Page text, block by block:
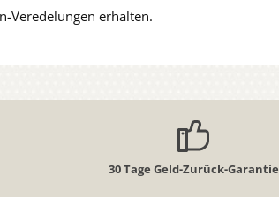
Veredelungen erhalten.
30 Tage Geld-Zurück-Garantie